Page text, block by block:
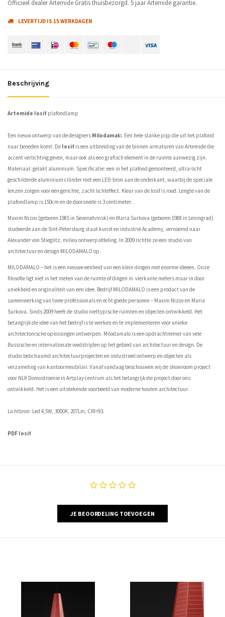
Officieel dealer Artemide Gratis thuisbezorgd. 5 jaar Artemide garantie.
LEVERTIJD IS 15 WERKDAGEN
Beschrijving
Artemide Iosif plafondlamp
Een nieuw ontwerp van de designers Milodamalo. Een hele slanke pijp die uit het plafond
naar beneden komt. De Iosif is een uitbreiding van de binnen armaturen van Artemide die
accent verlichting geven, maar ook als een grafisch element in de ruimte aanwezig zijn.
Materiaal: gelakt aluminium. Specificatie: een in het plafond gemonteerd, ultra-licht
geschilderde aluminium cilinder met een LED-bron aan de onderkant, waarbij de speciale
lenzen zorgen voor een gerichte, zacht lichteffect. Kleur van de Iosif is rood. Lengte van de
plafondlamp is 150cm en de doorsnede is 3 centimeter.
Maxim Nizov (geboren 1985 in Severodvinsk) en Maria Surkova (geboren 1988 in Leningrad)
studeerde aan de Sint-Petersburg staat kunst en industrie Academy, vernoemd naar
Alexander von Stieglitz, milieu ontwerpafdeling. In 2009 richtte ze een studio van
architectuur en design MILODAMALO op.
MILODAMALO – het is een nieuwe eenheid van een klein dingen met enorme ideeen. Onze
filosofie ligt niet in het meten van de ruimte of dingen in vierkante meters maar in door
uniekheid en originaliteit van een idee. Bedrijf MILODAMALO is een product van de
samenwerking van twee professionals en echt goede personen – Maxim Nizov en Maria
Surkova. Sinds 2009 heeft de studio niettypische ruimten en objecten ontwikkeld. Het
belangrijkste idee van het bedrijf is te werken en te implementeren voor unieke
architectonische oplossingen ontwerpen. Milodamalo is een opdrachtnemer van vele
Russische en internationale wedstrijden op het gebied van architectuur en design. De
studio belichaamd architectuurprojecten en industrieel ontwerp en objecten als
verzameling van kantoormeubilair. Vanaf vandaag beschouwen wij de showroom project
voor NLK Domostroenie in Artplay centrum als het belangrijkste project door ons
ontwikkeld. Het is een uitstekende voorbeeld van moderne houten architectuur.
Lichtbron: Led 4,5W, 3000K, 207Lm, CRI=93.
PDF Iosif
JE BEOORDELING TOEVOEGEN